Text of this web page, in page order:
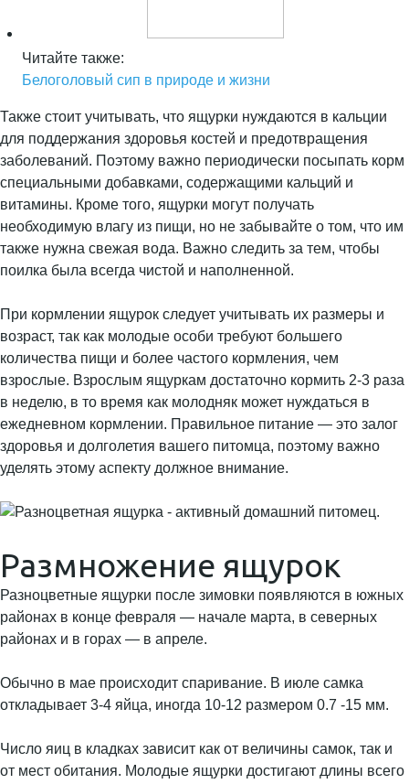
Читайте также:
Белоголовый сип в природе и жизни
Также стоит учитывать, что ящурки нуждаются в кальции
для поддержания здоровья костей и предотвращения
заболеваний. Поэтому важно периодически посыпать корм
специальными добавками, содержащими кальций и
витамины. Кроме того, ящурки могут получать
необходимую влагу из пищи, но не забывайте о том, что им
также нужна свежая вода. Важно следить за тем, чтобы
поилка была всегда чистой и наполненной.
При кормлении ящурок следует учитывать их размеры и
возраст, так как молодые особи требуют большего
количества пищи и более частого кормления, чем
взрослые. Взрослым ящуркам достаточно кормить 2-3 раза
в неделю, в то время как молодняк может нуждаться в
ежедневном кормлении. Правильное питание — это залог
здоровья и долголетия вашего питомца, поэтому важно
уделять этому аспекту должное внимание.
Размножение ящурок
Разноцветные ящурки после зимовки появляются в южных
районах в конце февраля — начале марта, в северных
районах и в горах — в апреле.
Обычно в мае происходит спаривание. В июле самка
откладывает 3-4 яйца, иногда 10-12 размером 0.7 -15 мм.
Число яиц в кладках зависит как от величины самок, так и
от мест обитания. Молодые ящурки достигают длины всего